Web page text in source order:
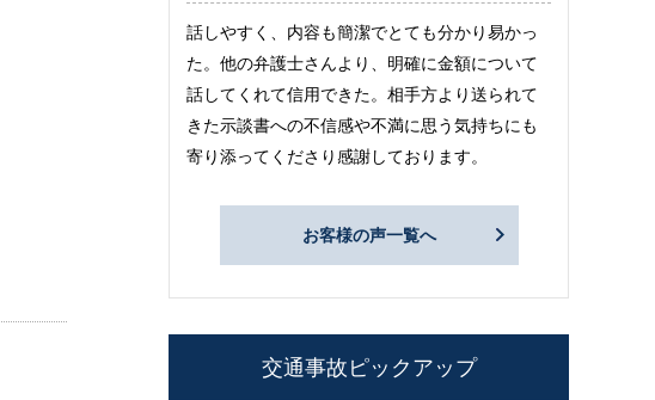
話しやすく、内容も簡潔でとても分かり易かっ
た。他の弁護士さんより、明確に金額について
話してくれて信用できた。相手方より送られて
きた示談書への不信感や不満に思う気持ちにも
寄り添ってくださり感謝しております。
お客様の声一覧へ
交通事故ピックアップ